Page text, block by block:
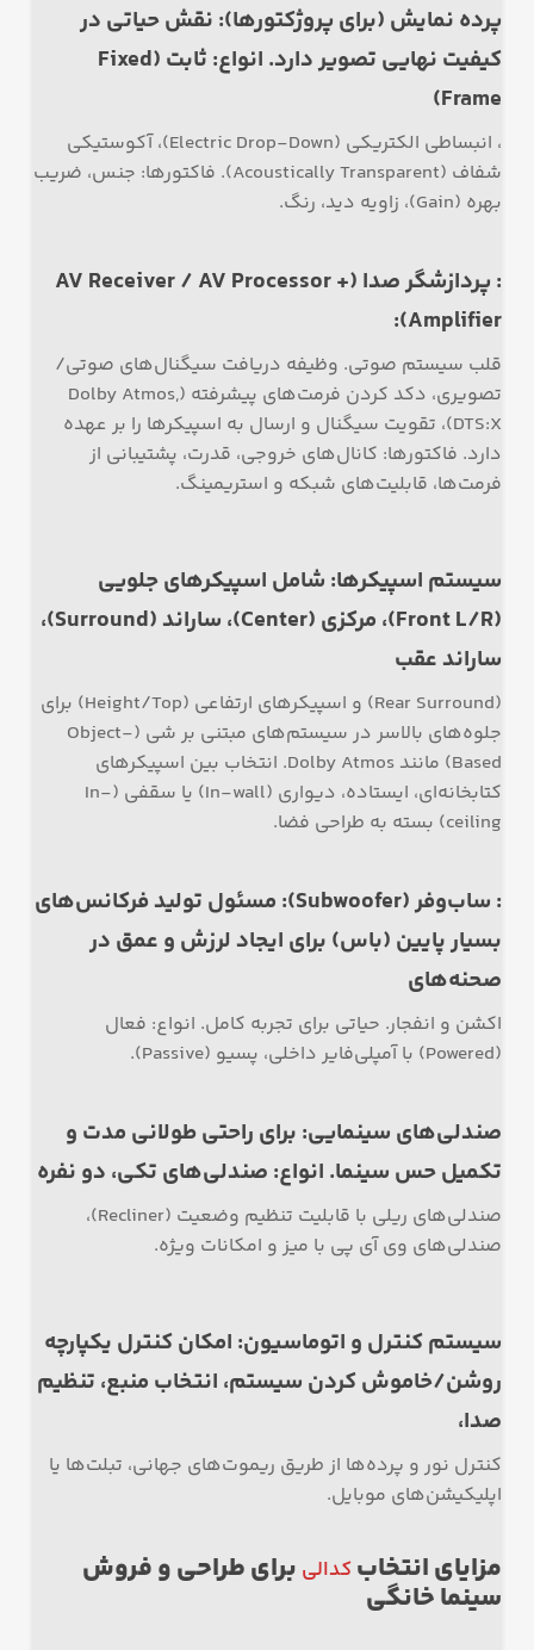
پرده نمایش (برای پروژکتورها): نقش حیاتی در
کیفیت نهایی تصویر دارد. انواع: ثابت (Fixed
Frame)
، انبساطی الکتریکی (Electric Drop-Down)، آکوستیکی
شفاف (Acoustically Transparent). فاکتورها: جنس، ضریب
بهره (Gain)، زاویه دید، رنگ.
: پردازشگر صدا (AV Receiver / AV Processor +
Amplifier):
قلب سیستم صوتی. وظیفه دریافت سیگنال‌های صوتی/
تصویری، دکد کردن فرمت‌های پیشرفته (Dolby Atmos,
DTS:X)، تقویت سیگنال و ارسال به اسپیکرها را بر عهده
دارد. فاکتورها: کانال‌های خروجی، قدرت، پشتیبانی از
فرمت‌ها، قابلیت‌های شبکه و استریمینگ.
سیستم اسپیکرها: شامل اسپیکرهای جلویی
(Front L/R)، مرکزی (Center)، ساراند (Surround)،
ساراند عقب
(Rear Surround) و اسپیکرهای ارتفاعی (Height/Top) برای
جلوه‌های بالاسر در سیستم‌های مبتنی بر شی (Object-
Based) مانند Dolby Atmos. انتخاب بین اسپیکرهای
کتابخانه‌ای، ایستاده، دیواری (In-wall) یا سقفی (In-
ceiling) بسته به طراحی فضا.
: ساب‌وفر (Subwoofer): مسئول تولید فرکانس‌های
بسیار پایین (باس) برای ایجاد لرزش و عمق در
صحنه‌های
اکشن و انفجار. حیاتی برای تجربه کامل. انواع: فعال
(Powered) با آمپلی‌فایر داخلی، پسیو (Passive).
صندلی‌های سینمایی: برای راحتی طولانی مدت و
تکمیل حس سینما. انواع: صندلی‌های تکی، دو نفره
صندلی‌های ریلی با قابلیت تنظیم وضعیت (Recliner)،
صندلی‌های وی آی پی با میز و امکانات ویژه.
سیستم کنترل و اتوماسیون: امکان کنترل یکپارچه
روشن/خاموش کردن سیستم، انتخاب منبع، تنظیم
صدا،
کنترل نور و پرده‌ها از طریق ریموت‌های جهانی، تبلت‌ها یا
اپلیکیشن‌های موبایل.
مزایای انتخابکدالی برای طراحی و فروش
سینما خانگی